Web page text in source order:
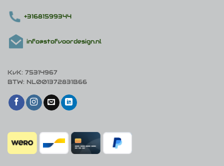
+31681599344
info@stofvoordesign.nl
KvK: 75314967
BTW: NL001372831B66